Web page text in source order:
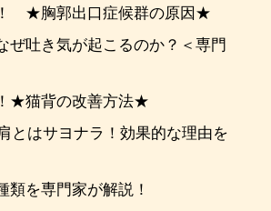
★胸郭出口症候群の原因★
ぜ吐き気が起こるのか？＜専門
★猫背の改善方法★
とはサヨナラ！効果的な理由を
類を専門家が解説！